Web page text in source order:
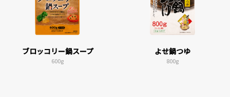
ブロッコリー鍋スープ
600g
よせ鍋つゆ
800g